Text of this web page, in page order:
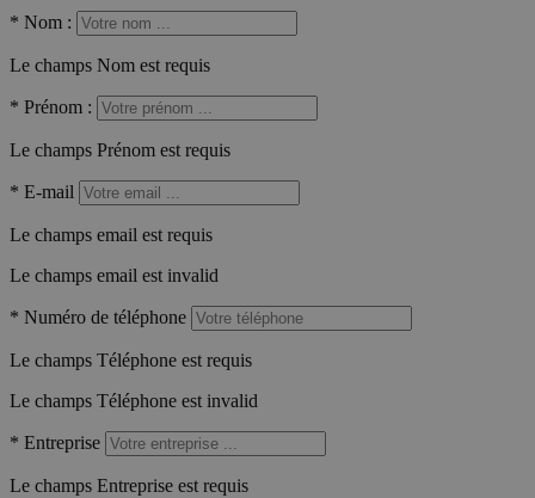
* Nom :
Le champs Nom est requis
* Prénom :
Le champs Prénom est requis
* E-mail
Le champs email est requis
Le champs email est invalid
* Numéro de téléphone
Le champs Téléphone est requis
Le champs Téléphone est invalid
* Entreprise
Le champs Entreprise est requis